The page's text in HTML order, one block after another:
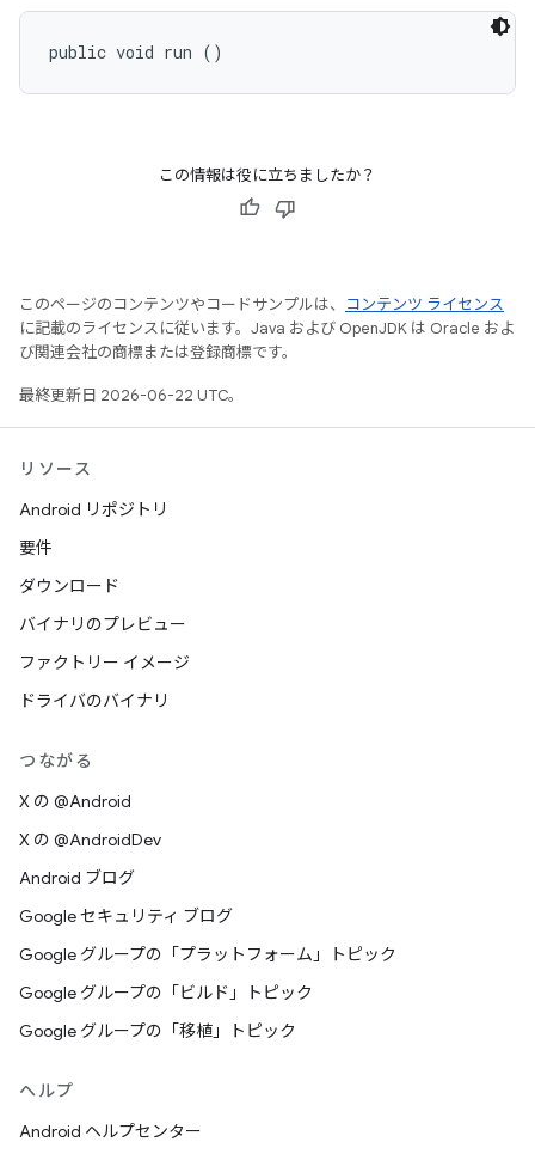
public void run ()
この情報は役に立ちましたか？
このページのコンテンツやコードサンプルは、
コンテンツ ライセンス
に記載のライセンスに従います。Java および OpenJDK は Oracle およ
び関連会社の商標または登録商標です。
最終更新日 2026-06-22 UTC。
リソース
Android リポジトリ
要件
ダウンロード
バイナリのプレビュー
ファクトリー イメージ
ドライバのバイナリ
つながる
X の @Android
X の @AndroidDev
Android ブログ
Google セキュリティ ブログ
Google グループの「プラットフォーム」トピック
Google グループの「ビルド」トピック
Google グループの「移植」トピック
ヘルプ
Android ヘルプセンター